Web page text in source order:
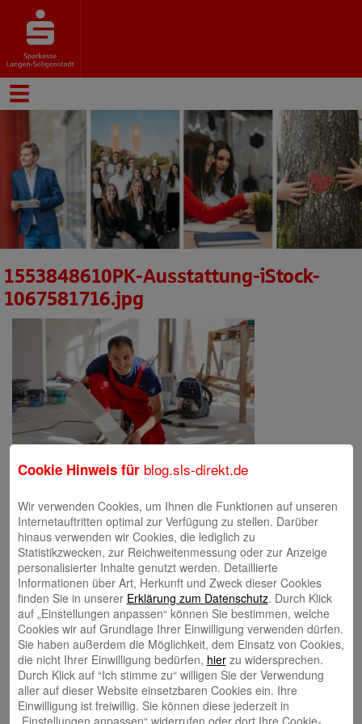
1553848610PK-Ausstattung-iStock-
1067581716.jpg
image…
Schreibe einen Kommentar
Deine E-Mail-Adresse wird nicht veröffentlicht. Erforderliche Felder
sind mit*markiert
Cookie Hinweis für blog.sls-direkt.de
Wir verwenden Cookies, um Ihnen die Funktionen auf unseren
Internetauftritten optimal zur Verfügung zu stellen. Darüber
hinaus verwenden wir Cookies, die lediglich zu
Statistikzwecken, zur Reichweitenmessung oder zur Anzeige
personalisierter Inhalte genutzt werden. Detaillierte
Informationen über Art, Herkunft und Zweck dieser Cookies
finden Sie in unserer Erklärung zum Datenschutz. Durch Klick
auf „Einstellungen anpassen“ können Sie bestimmen, welche
Cookies wir auf Grundlage Ihrer Einwilligung verwenden dürfen.
Sie haben außerdem die Möglichkeit, dem Einsatz von Cookies,
die nicht Ihrer Einwilligung bedürfen, hierzu widersprechen.
Durch Klick auf “Ich stimme zu“ willigen Sie der Verwendung
aller auf dieser Website einsetzbaren Cookies ein. Ihre
Einwilligung ist freiwillig. Sie können diese jederzeit in
„Einstellungen anpassen“ widerrufen oder dort Ihre Cookie-